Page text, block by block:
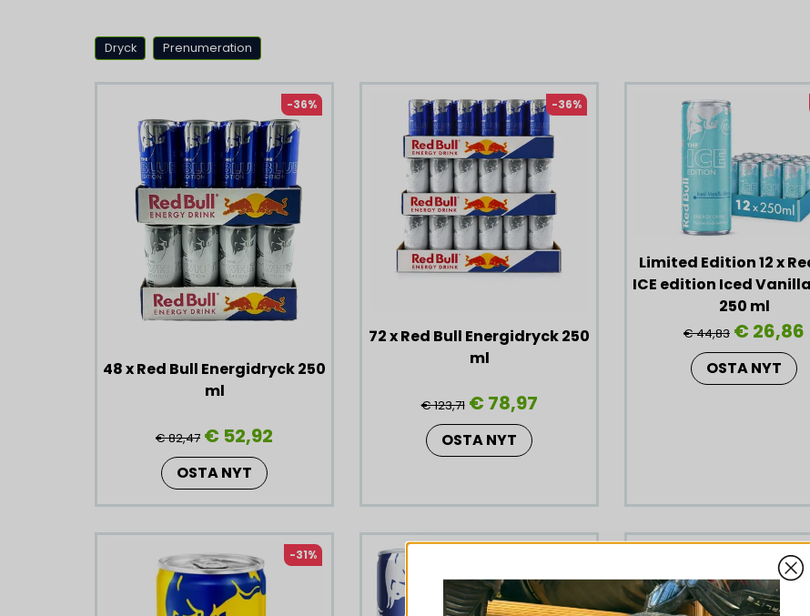
Dryck Prenumeration
48 x Red Bull Energidryck 250
ml
-36%
€ 82,47 € 52,92
OSTA NYT
72 x Red Bull Energidryck 250
ml
-36%
€ 123,71 € 78,97
OSTA NYT
Limited Edition 12 x
ICE edition Iced
250 ml
€ 44,83 € 26,86
OSTA NYT
-31%